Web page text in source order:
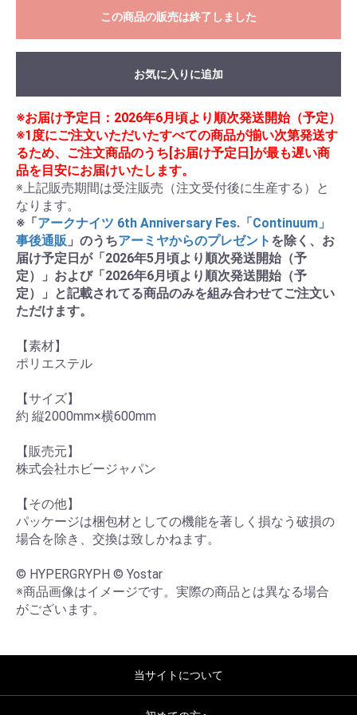
この商品の販売は終了しました
お気に入りに追加
※お届け予定日：2026年6月頃より順次発送開始（予定）
※1度にご注文いただいたすべての商品が揃い次第発送す
るため、ご注文商品のうち[お届け予定日]が最も遅い商
品を目安にお届けいたします。
※上記販売期間は受注販売（注文受付後に生産する）と
※「アークナイツ 6th Anniversary Fes.「Continuum」
事後通販 」のうちアーミヤからのプレゼント を除く、お
届け予定日が「2026年5月頃より順次発送開始（予
定）」および「2026年6月頃より順次発送開始（予
定）」と記載されてる商品のみを組み合わせてご注文い
ただけます。
【素材】
ポリエステル
【サイズ】
約 縦2000mm×横600mm
【販売元】
株式会社ホビージャパン
【その他】
パッケージは梱包材としての機能を著しく損なう破損の
場合を除き、交換は致しかねます。
© HYPERGRYPH © Yostar
※商品画像はイメージです。実際の商品とは異なる場合
がございます。
当サイトについて